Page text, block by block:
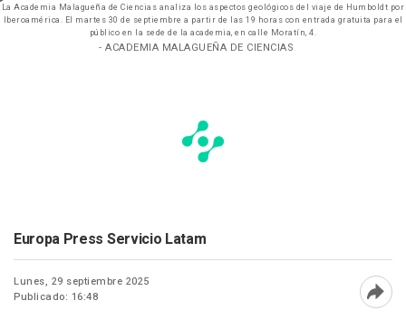
La Academia Malagueña de Ciencias analiza los aspectos geológicos del viaje de Humboldt por
Iberoamérica. El martes 30 de septiembre a partir de las 19 horas con entrada gratuita para el
público en la sede de la academia, en calle Moratín, 4.
- ACADEMIA MALAGUEÑA DE CIENCIAS
Europa Press Servicio Latam
Lunes, 29 septiembre 2025
Publicado: 16:48